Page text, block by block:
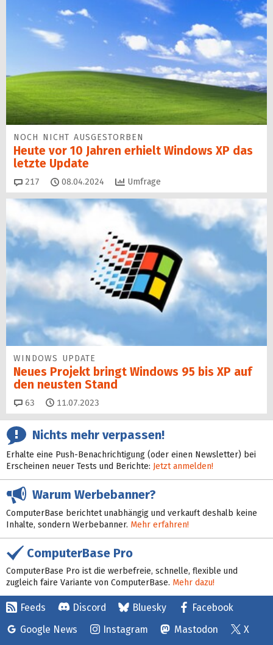
NOCH NICHT AUSGESTORBEN
Heute vor 10 Jahren erhielt Windows XP das
letzte Update
217 Kommentare
08.04.2024 Umfrage
WINDOWS UPDATE
Neues Projekt bringt Windows 95 bis XP auf
den neusten Stand
63 Kommentare
11.07.2023
Nichts mehr verpassen!
Erhalte eine Push-Benachrichtigung (oder einen Newsletter) bei
Erscheinen neuer Tests und Berichte: Jetzt anmelden!
Warum Werbebanner?
ComputerBase berichtet unabhängig und verkauft deshalb keine
Inhalte, sondern Werbebanner. Mehr erfahren!
ComputerBase Pro
ComputerBase Pro ist die werbefreie, schnelle, flexible und
zugleich faire Variante von ComputerBase. Mehr dazu!
Feeds Discord Bluesky
Facebook
Google News
Instagram Mastodon X